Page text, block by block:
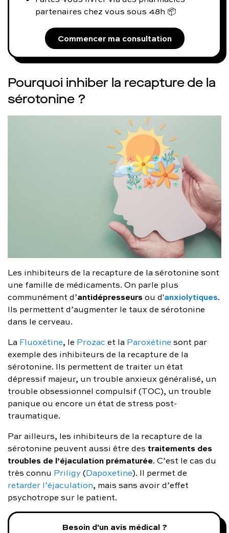
partenaires chez vous sous 48h 📦
Commencer ma consultation
Pourquoi inhiber la recapture de la
sérotonine ?
Les inhibiteurs de la recapture de la sérotonine sont
une famille de médicaments. On parle plus
communément d’antidépresseursou d'anxiolytiques.
Ils permettent d’augmenter le taux de sérotonine
dans le cerveau.
La Fluoxétine, le Prozac et la Paroxétine sont par
exemple des inhibiteurs de la recapture de la
sérotonine. Ils permettent de traiter un état
dépressif majeur, un trouble anxieux généralisé, un
trouble obsessionnel compulsif (TOC), un trouble
panique ou encore un état de stress post-
traumatique.
Par ailleurs, les inhibiteurs de la recapture de la
sérotonine peuvent aussi être des traitements des
troubles de l’éjaculation prématurée. C’est le cas du
très connu Priligy(Dapoxetine). Il permet de
retarder l’éjaculation, mais sans avoir d’effet
psychotrope sur le patient.
Besoin d'un avis médical ?